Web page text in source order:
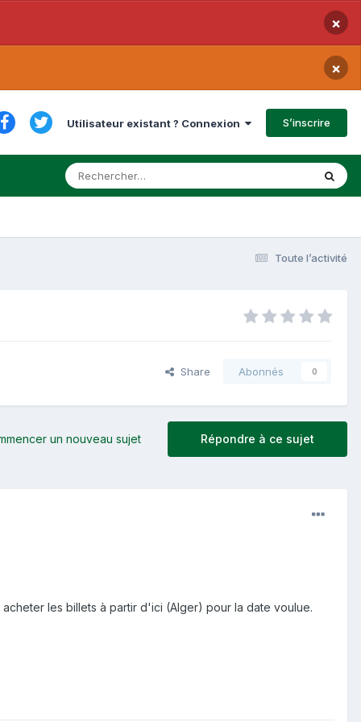
×
×
Utilisateur existant ? Connexion S’inscrire
Toute l’activité
Share Abonnés 0
Répondre à ce sujet
un nouveau sujet
les billets à partir d'ici (Alger) pour la date voulue.